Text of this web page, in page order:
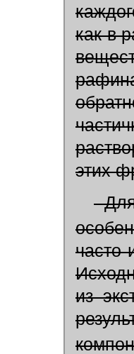
как в
этих
Для
часто
из